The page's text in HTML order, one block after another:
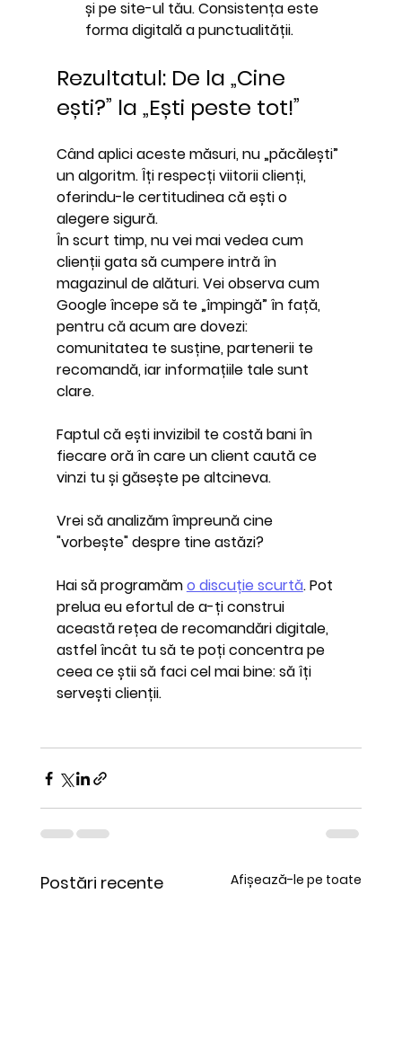
și pe site-ul tău. Consistența este
forma digitală a punctualității.
Rezultatul: De la „Cine
ești?” la „Ești peste tot!”
Când aplici aceste măsuri, nu „păcălești”
un algoritm. Îți respecți viitorii clienți,
oferindu-le certitudinea că ești o
alegere sigură.
În scurt timp, nu vei mai vedea cum
clienții gata să cumpere intră în
magazinul de alături. Vei observa cum
Google începe să te „împingă” în față,
pentru că acum are dovezi:
comunitatea te susține, partenerii te
recomandă, iar informațiile tale sunt
clare.
Faptul că ești invizibil te costă bani în
fiecare oră în care un client caută ce
vinzi tu și găsește pe altcineva.
Vrei să analizăm împreună cine
"vorbește" despre tine astăzi?
Hai să programăm o discuție scurtă. Pot
prelua eu efortul de a-ți construi
această rețea de recomandări digitale,
astfel încât tu să te poți concentra pe
ceea ce știi să faci cel mai bine: să îți
servești clienții.
Postări recente Afișează-le pe toate